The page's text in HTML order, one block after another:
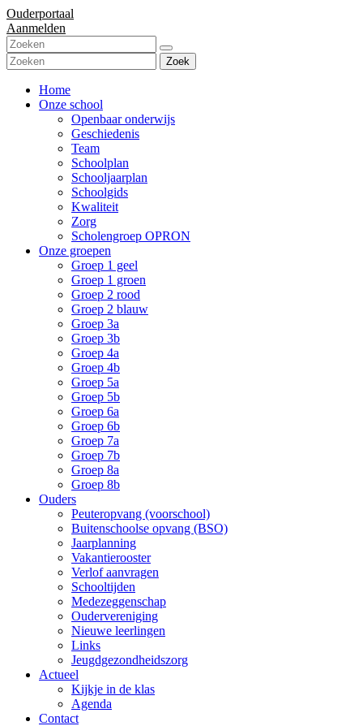
Ouderportaal
Aanmelden
Zoek
Home
Onze school
Openbaar onderwijs
Geschiedenis
Team
Schoolplan
Schooljaarplan
Schoolgids
Kwaliteit
Zorg
Scholengroep OPRON
Onze groepen
Groep 1 geel
Groep 1 groen
Groep 2 rood
Groep 2 blauw
Groep 3a
Groep 3b
Groep 4a
Groep 4b
Groep 5a
Groep 5b
Groep 6a
Groep 6b
Groep 7a
Groep 7b
Groep 8a
Groep 8b
Ouders
Peuteropvang (voorschool)
Buitenschoolse opvang (BSO)
Jaarplanning
Vakantierooster
Verlof aanvragen
Schooltijden
Medezeggenschap
Oudervereniging
Nieuwe leerlingen
Links
Jeugdgezondheidszorg
Actueel
Kijkje in de klas
Agenda
Contact